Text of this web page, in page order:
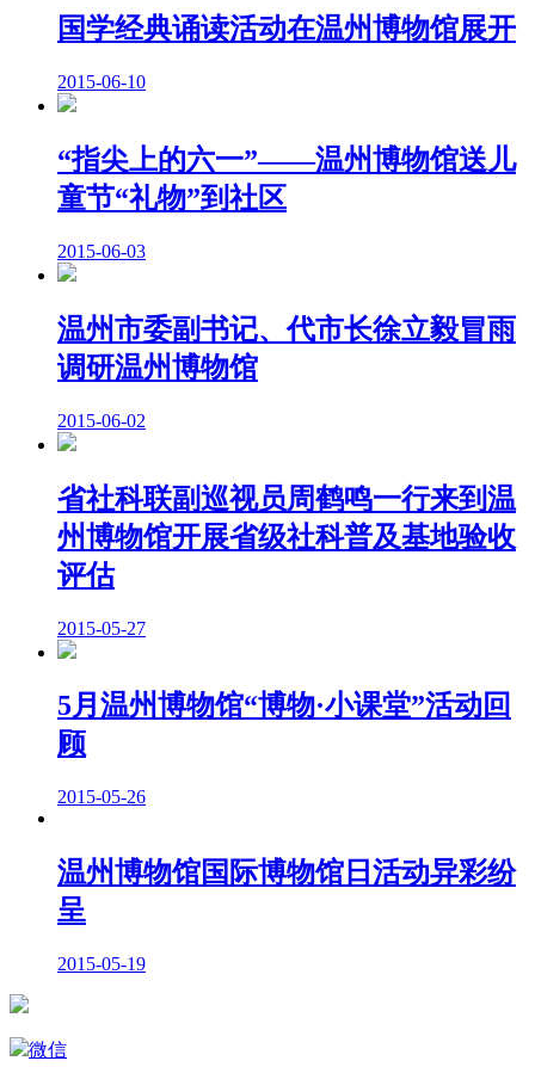
国学经典诵读活动在温州博物馆展开
2015-06-10
“指尖上的六一”——温州博物馆送儿
童节“礼物”到社区
2015-06-03
温州市委副书记、代市长徐立毅冒雨
调研温州博物馆
2015-06-02
省社科联副巡视员周鹤鸣一行来到温
州博物馆开展省级社科普及基地验收
评估
2015-05-27
5月温州博物馆“博物·小课堂”活动回
顾
2015-05-26
温州博物馆国际博物馆日活动异彩纷
呈
2015-05-19
微信